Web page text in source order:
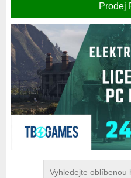
Prodej